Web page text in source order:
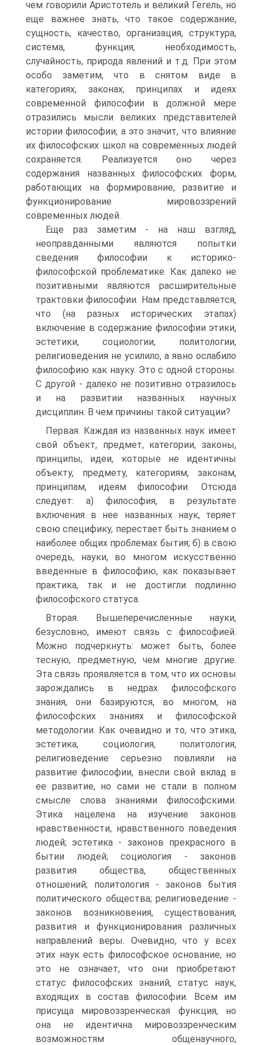
чем говорили Аристотель и великий Гегель, но
еще важнее знать, что такое содержание,
сущность, качество, организация, структура,
система, функция, необходимость,
случайность, природа явлений и т.д. При этом
особо заметим, что в снятом виде в
категориях, законах, принципах и идеях
современной философии в должной мере
отразились мысли великих представителей
истории философии, а это значит, что влияние
их философских школ на современных людей
сохраняется. Реализуется оно через
содержания названных философских форм,
работающих на формирование, развитие и
функционирование мировоззрений
современных людей.
Еще раз заметим - на наш взгляд,
неоправданными являются попытки
сведения философии к историко-
философской проблематике. Как далеко не
позитивными являются расширительные
трактовки философии. Нам представляется,
что (на разных исторических этапах)
включение в содержание философии этики,
эстетики, социологии, политологии,
религиоведения не усилило, а явно ослабило
философию как науку. Это с одной стороны.
С другой - далеко не позитивно отразилось
и на развитии названных научных
дисциплин. В чем причины такой ситуации?
Первая. Каждая из названных наук имеет
свой объект, предмет, категории, законы,
принципы, идеи, которые не идентичны
объекту, предмету, категориям, законам,
принципам, идеям философии. Отсюда
следует: а) философия, в результате
включения в нее названных наук, теряет
свою специфику, перестает быть знанием о
наиболее общих проблемах бытия; б) в свою
очередь, науки, во многом искусственно
введенные в философию, как показывает
практика, так и не достигли подлинно
философского статуса.
Вторая. Вышеперечисленные науки,
безусловно, имеют связь с философией.
Можно подчеркнуть: может быть, более
тесную, предметную, чем многие другие.
Эта связь проявляется в том, что их основы
зарождались в недрах философского
знания, они базируются, во многом, на
философских знаниях и философской
методологии. Как очевидно и то, что этика,
эстетика, социология, политология,
религиоведение серьезно повлияли на
развитие философии, внесли свой вклад в
ее развитие, но сами не стали в полном
смысле слова знаниями философскими.
Этика нацелена на изучение законов
нравственности, нравственного поведения
людей; эстетика - законов прекрасного в
бытии людей; социология - законов
развития общества, общественных
отношений; политология - законов бытия
политического общества; религиоведение -
законов возникновения, существования,
развития и функционирования различных
направлений веры. Очевидно, что у всех
этих наук есть философское основание, но
это не означает, что они приобретают
статус философских знаний, статус наук,
входящих в состав философии. Всем им
присуща мировоззренческая функция, но
она не идентична мировоззренческим
возможностям общенаучного,